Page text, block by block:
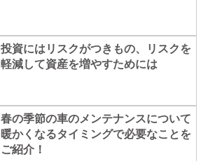
投資にはリスクがつきもの、リスクを
軽減して資産を増やすためには
春の季節の車のメンテナンスについて
暖かくなるタイミングで必要なことを
ご紹介！